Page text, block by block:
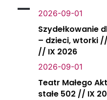
2026-09-01
Szydełkowanie
– dzieci, wtorki
// IX 2026
2026-09-01
Teatr Małego
stałe 502 // IX